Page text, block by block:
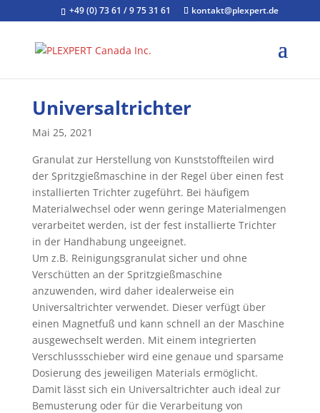
+49 (0) 73 61 / 9 75 31 61 kontakt@plexpert.de
Universaltrichter
Mai 25, 2021
Granulat zur Herstellung von Kunststoffteilen wird
der Spritzgießmaschine in der Regel über einen fest
installierten Trichter zugeführt. Bei häufigem
Materialwechsel oder wenn geringe Materialmengen
verarbeitet werden, ist der fest installierte Trichter
in der Handhabung ungeeignet.
Um z.B. Reinigungsgranulat sicher und ohne
Verschütten an der Spritzgießmaschine
anzuwenden, wird daher idealerweise ein
Universaltrichter verwendet. Dieser verfügt über
einen Magnetfuß und kann schnell an der Maschine
ausgewechselt werden. Mit einem integrierten
Verschlussschieber wird eine genaue und sparsame
Dosierung des jeweiligen Materials ermöglicht.
Damit lässt sich ein Universaltrichter auch ideal zur
Bemusterung oder für die Verarbeitung von